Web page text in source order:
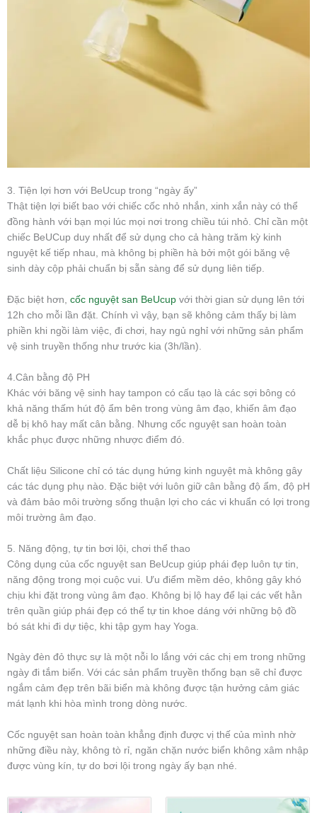
3. Tiện lợi hơn với BeUcup trong “ngày ấy”
Thật tiện lợi biết bao với chiếc cốc nhỏ nhắn, xinh xắn này có thể
đồng hành với bạn mọi lúc mọi nơi trong chiều túi nhỏ. Chỉ cần một
chiếc BeUCup duy nhất để sử dụng cho cả hàng trăm kỳ kinh
nguyệt kế tiếp nhau, mà không bị phiền hà bởi một gói băng vệ
sinh dày cộp phải chuẩn bị sẵn sàng để sử dụng liên tiếp.
Đặc biệt hơn, cốc nguyệt san BeUcup với thời gian sử dụng lên tới
12h cho mỗi lần đặt. Chính vì vậy, bạn sẽ không cảm thấy bị làm
phiền khi ngồi làm việc, đi chơi, hay ngủ nghỉ với những sản phẩm
vệ sinh truyền thống như trước kia (3h/lần).
4.Cân bằng độ PH
Khác với băng vệ sinh hay tampon có cấu tạo là các sợi bông có
khả năng thấm hút độ ẩm bên trong vùng âm đạo, khiến âm đạo
dễ bị khô hay mất cân bằng. Nhưng cốc nguyệt san hoàn toàn
khắc phục được những nhược điểm đó.
Chất liệu Silicone chỉ có tác dụng hứng kinh nguyệt mà không gây
các tác dụng phụ nào. Đặc biệt với luôn giữ cân bằng độ ẩm, độ pH
và đảm bảo môi trường sống thuận lợi cho các vi khuẩn có lợi trong
môi trường âm đạo.
5. Năng động, tự tin bơi lội, chơi thể thao
Công dụng của cốc nguyệt san BeUcup giúp phái đẹp luôn tự tin,
năng động trong mọi cuộc vui. Ưu điểm mềm dẻo, không gây khó
chịu khi đặt trong vùng âm đạo. Không bị lộ hay để lại các vết hằn
trên quần giúp phái đẹp có thể tự tin khoe dáng với những bộ đồ
bó sát khi đi dự tiệc, khi tập gym hay Yoga.
Ngày đèn đỏ thực sự là một nỗi lo lắng với các chị em trong những
ngày đi tắm biển. Với các sản phẩm truyền thống bạn sẽ chỉ được
ngắm cảm đẹp trên bãi biển mà không được tận hưởng cảm giác
mát lạnh khi hòa mình trong dòng nước.
Cốc nguyệt san hoàn toàn khẳng định được vị thế của mình nhờ
những điều này, không tò rỉ, ngăn chặn nước biển không xâm nhập
được vùng kín, tự do bơi lội trong ngày ấy bạn nhé.